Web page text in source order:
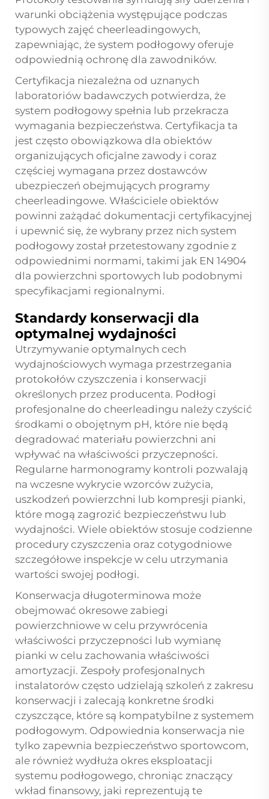
warunki obciążenia występujące podczas
typowych zajęć cheerleadingowych,
zapewniając, że system podłogowy oferuje
odpowiednią ochronę dla zawodników.
Certyfikacja niezależna od uznanych
laboratoriów badawczych potwierdza, że
system podłogowy spełnia lub przekracza
wymagania bezpieczeństwa. Certyfikacja ta
jest często obowiązkowa dla obiektów
organizujących oficjalne zawody i coraz
częściej wymagana przez dostawców
ubezpieczeń obejmujących programy
cheerleadingowe. Właściciele obiektów
powinni zażądać dokumentacji certyfikacyjnej
i upewnić się, że wybrany przez nich system
podłogowy został przetestowany zgodnie z
odpowiednimi normami, takimi jak EN 14904
dla powierzchni sportowych lub podobnymi
specyfikacjami regionalnymi.
Standardy konserwacji dla
optymalnej wydajności
Utrzymywanie optymalnych cech
wydajnościowych wymaga przestrzegania
protokołów czyszczenia i konserwacji
określonych przez producenta. Podłogi
profesjonalne do cheerleadingu należy czyścić
środkami o obojętnym pH, które nie będą
degradować materiału powierzchni ani
wpływać na właściwości przyczepności.
Regularne harmonogramy kontroli pozwalają
na wczesne wykrycie wzorców zużycia,
uszkodzeń powierzchni lub kompresji pianki,
które mogą zagrozić bezpieczeństwu lub
wydajności. Wiele obiektów stosuje codzienne
procedury czyszczenia oraz cotygodniowe
szczegółowe inspekcje w celu utrzymania
wartości swojej podłogi.
Konserwacja długoterminowa może
obejmować okresowe zabiegi
powierzchniowe w celu przywrócenia
właściwości przyczepności lub wymianę
pianki w celu zachowania właściwości
amortyzacji. Zespoły profesjonalnych
instalatorów często udzielają szkoleń z zakresu
konserwacji i zalecają konkretne środki
czyszczące, które są kompatybilne z systemem
podłogowym. Odpowiednia konserwacja nie
tylko zapewnia bezpieczeństwo sportowcom,
ale również wydłuża okres eksploatacji
systemu podłogowego, chroniąc znaczący
wkład finansowy, jaki reprezentują te